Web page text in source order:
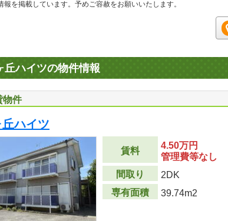
報を掲載しています。予めご容赦をお願いいたします。
丘ハイツの物件情報
物件
ハイツ
賃料
4.50万円
管理費等なし
間取り
2DK
専有面積
39.74m2